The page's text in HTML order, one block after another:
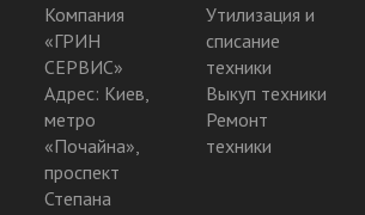
Компания
«ГРИН
СЕРВИС»
Адрес: Киев,
метро
«Почайна»,
проспект
Степана
Утилизация и
списание
техники
Выкуп техники
Ремонт
техники